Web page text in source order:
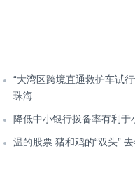
“大湾区跨境直通救护车试
珠海
降低中小银行拨备率有利于
温的股票 猪和鸡的“双头”